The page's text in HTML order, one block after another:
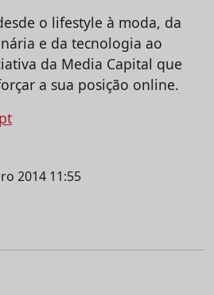
o lifestyle à moda, da
e da tecnologia ao
da Media Capital que
a sua posição online.
2014 11:55